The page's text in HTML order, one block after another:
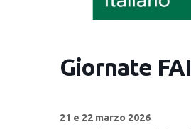
Giornate FAI
21 e 22 marzo 2026